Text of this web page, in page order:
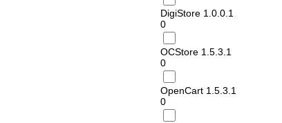
DigiStore 1.0.0.1
0
OCStore 1.5.3.1
0
OpenCart 1.5.3.1
0